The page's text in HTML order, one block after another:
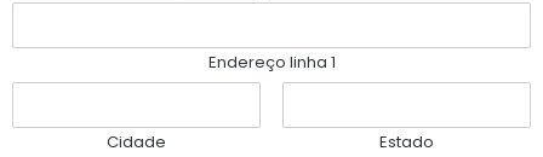
Endereço linha 1
Cidade Estado